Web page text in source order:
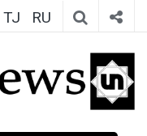
TJ RU